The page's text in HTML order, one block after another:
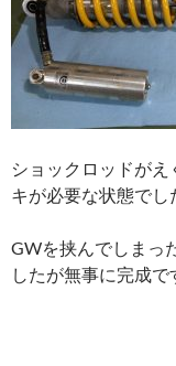
ショックロッドが
キが必要な状態でし
GWを挟んでしまっ
したが無事に完成で